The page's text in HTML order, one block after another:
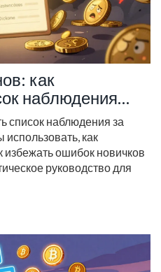
как
наблюдения
список наблюдения за
использовать, как
избежать ошибок новичков
руководство для